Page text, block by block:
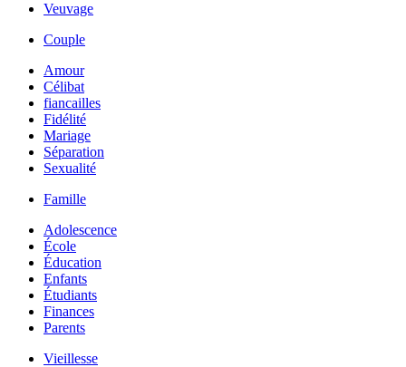
Veuvage
Couple
Amour
Célibat
fiancailles
Fidélité
Mariage
Séparation
Sexualité
Famille
Adolescence
École
Éducation
Enfants
Étudiants
Finances
Parents
Vieillesse